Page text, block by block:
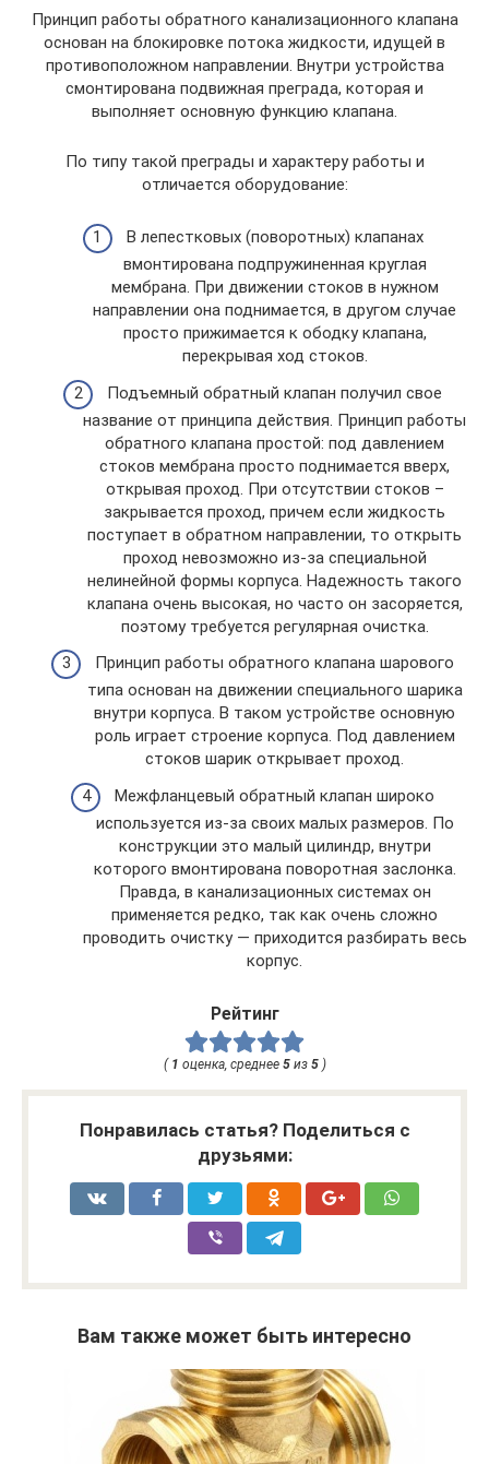
Принцип работы обратного канализационного клапана
основан на блокировке потока жидкости, идущей в
противоположном направлении. Внутри устройства
смонтирована подвижная преграда, которая и
выполняет основную функцию клапана.
По типу такой преграды и характеру работы и
отличается оборудование:
В лепестковых (поворотных) клапанах
вмонтирована подпружиненная круглая
мембрана. При движении стоков в нужном
направлении она поднимается, в другом случае
просто прижимается к ободку клапана,
перекрывая ход стоков.
Подъемный обратный клапан получил свое
название от принципа действия. Принцип работы
обратного клапана простой: под давлением
стоков мембрана просто поднимается вверх,
открывая проход. При отсутствии стоков –
закрывается проход, причем если жидкость
поступает в обратном направлении, то открыть
проход невозможно из-за специальной
нелинейной формы корпуса. Надежность такого
клапана очень высокая, но часто он засоряется,
поэтому требуется регулярная очистка.
Принцип работы обратного клапана шарового
типа основан на движении специального шарика
внутри корпуса. В таком устройстве основную
роль играет строение корпуса. Под давлением
стоков шарик открывает проход.
Межфланцевый обратный клапан широко
используется из-за своих малых размеров. По
конструкции это малый цилиндр, внутри
которого вмонтирована поворотная заслонка.
Правда, в канализационных системах он
применяется редко, так как очень сложно
проводить очистку — приходится разбирать весь
корпус.
Рейтинг
( 1 оценка, среднее 5из 5)
Понравилась статья? Поделиться с
друзьями:
Вам также может быть интересно